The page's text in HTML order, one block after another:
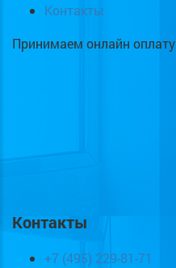
Контакты
Принимаем онлайн оплату
Контакты
+7 (495) 229-81-71